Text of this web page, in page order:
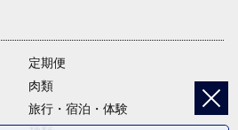
定期便
肉類
旅行・宿泊・体験